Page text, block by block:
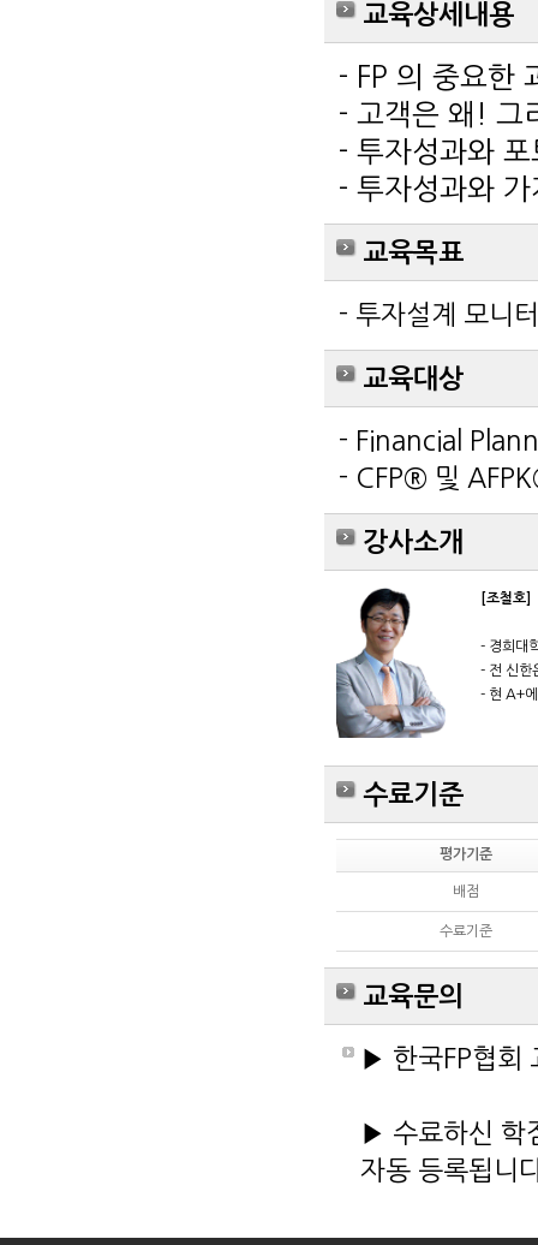
교육상세내용
- FP 의 중요한
- 고객은 왜 ! 그
- 투자성과와
- 투자성과와
교육목표
- 투자설계 모니
교육대상
- Financial
- CFP® 및
강사소개
[조철호]
- 경희대
- 전 신한
- 현 A+
수료기준
평가기준
배점
수료기준
교육문의
▶ 한국FP협
▶ 수료하신 학
자동 등록됩니